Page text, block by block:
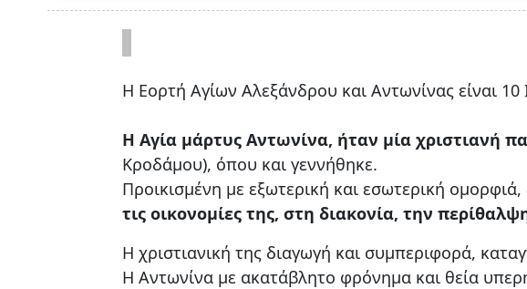
Η Εορτή Αγίων Αλεξάνδρου και Αντωνίνας είναι 10
Η Αγία μάρτυς Αντωνίνα, ήταν μία χριστιανή
Kροδάμου), όπου και γεννήθηκε.
Προικισμένη με εξωτερική και εσωτερική ομορφιά,
τις οικονομίες της, στη διακονία, την
Η χριστιανική της διαγωγή και συμπεριφορά,
Η Αντωνίνα με ακατάβλητο φρόνημα και θεία